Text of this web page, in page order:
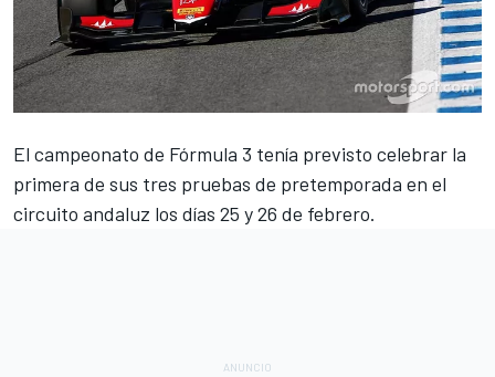
El campeonato de Fórmula 3 tenía previsto celebrar la
primera de sus tres pruebas de pretemporada en el
circuito andaluz los días 25 y 26 de febrero.